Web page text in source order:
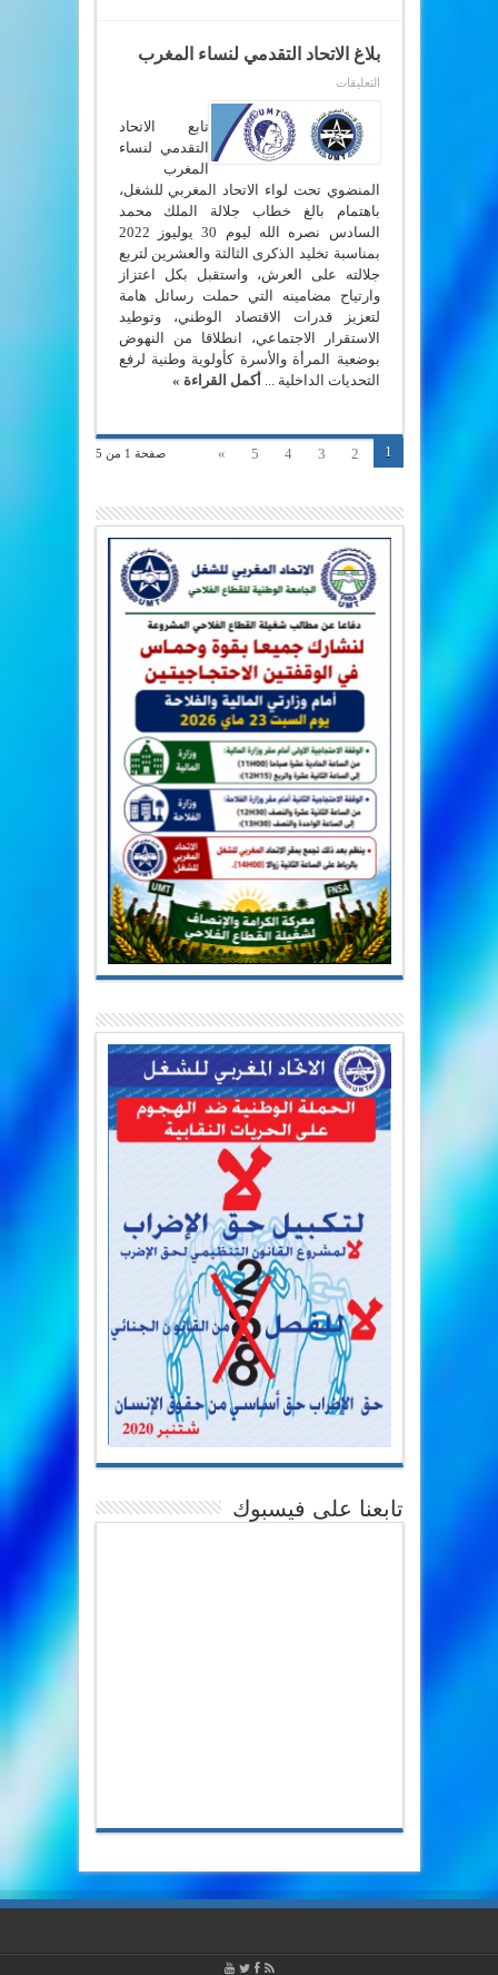
بلاغ الاتحاد التقدمي لنساء المغرب
التعليقات
الاتحاد
التقدمي
لنساء
المغرب
تابع الاتحاد
التقدمي لنساء
المغرب
المنضوي تحت لواء الاتحاد المغربي للشغل،
باهتمام بالغ خطاب جلالة الملك محمد
السادس نصره الله ليوم 30 يوليوز 2022
بمناسبة تخليد الذكرى الثالثة والعشرين لتربع
جلالته على العرش، واستقبل بكل اعتزاز
وارتياح مضامينه التي حملت رسائل هامة
لتعزيز قدرات الاقتصاد الوطني، وتوطيد
الاستقرار الاجتماعي، انطلاقا من النهوض
بوضعية المرأة والأسرة كأولوية وطنية لرفع
التحديات الداخلية ... أكمل القراءة »
صفحة 1 من 5 1
2
3
4
5
»
تابعنا على فيسبوك